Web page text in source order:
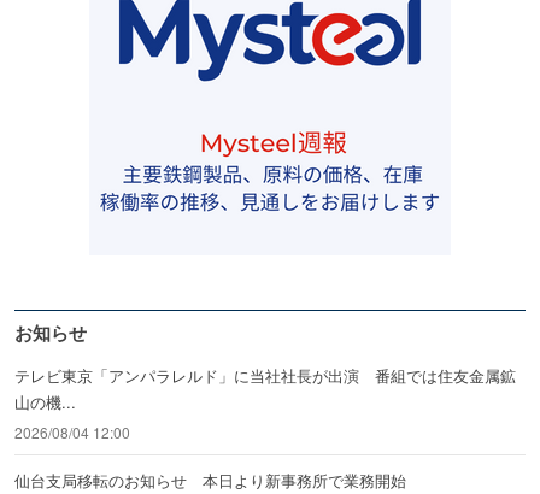
お知らせ
テレビ東京「アンパラレルド」に当社社長が出演 番組では住友金属鉱
山の機...
2026/08/04 12:00
仙台支局移転のお知らせ 本日より新事務所で業務開始